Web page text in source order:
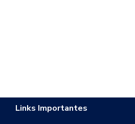
Links Importantes